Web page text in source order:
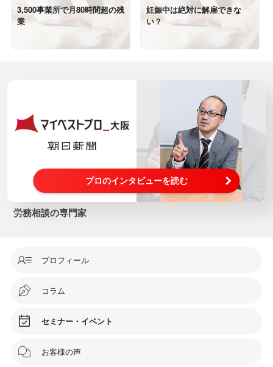
3,500事業所で月80時間超の残
業
妊娠中は絶対に解雇できな
い？
プロのインタビューを読む
労務相談の専門家
プロフィール
コラム
セミナー・イベント
お客様の声